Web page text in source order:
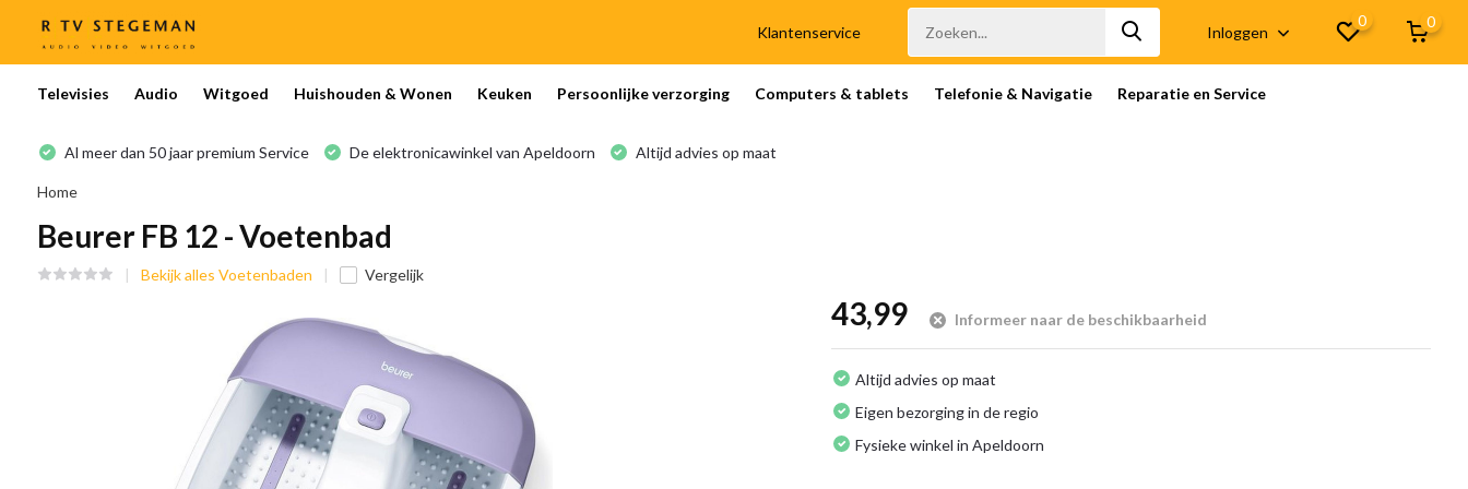
Klantenservice Inloggen
0 0
Televisies Audio Witgoed Huishouden & Wonen Keuken Persoonlijke verzorging Computers & tablets Telefonie & Navigatie Reparatie en Service
Al meer dan 50 jaar premium Service De elektronicawinkel van Apeldoorn Altijd advies op maat
Home
Beurer FB 12 - Voetenbad
Bekijk alles Voetenbaden Vergelijk
43,99 Informeer naar de beschikbaarheid
Altijd advies op maat
Eigen bezorging in de regio
Fysieke winkel in Apeldoorn